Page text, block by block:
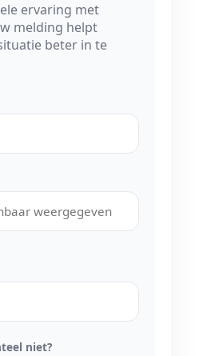
ervaring met
melding helpt
beter in te
niet?